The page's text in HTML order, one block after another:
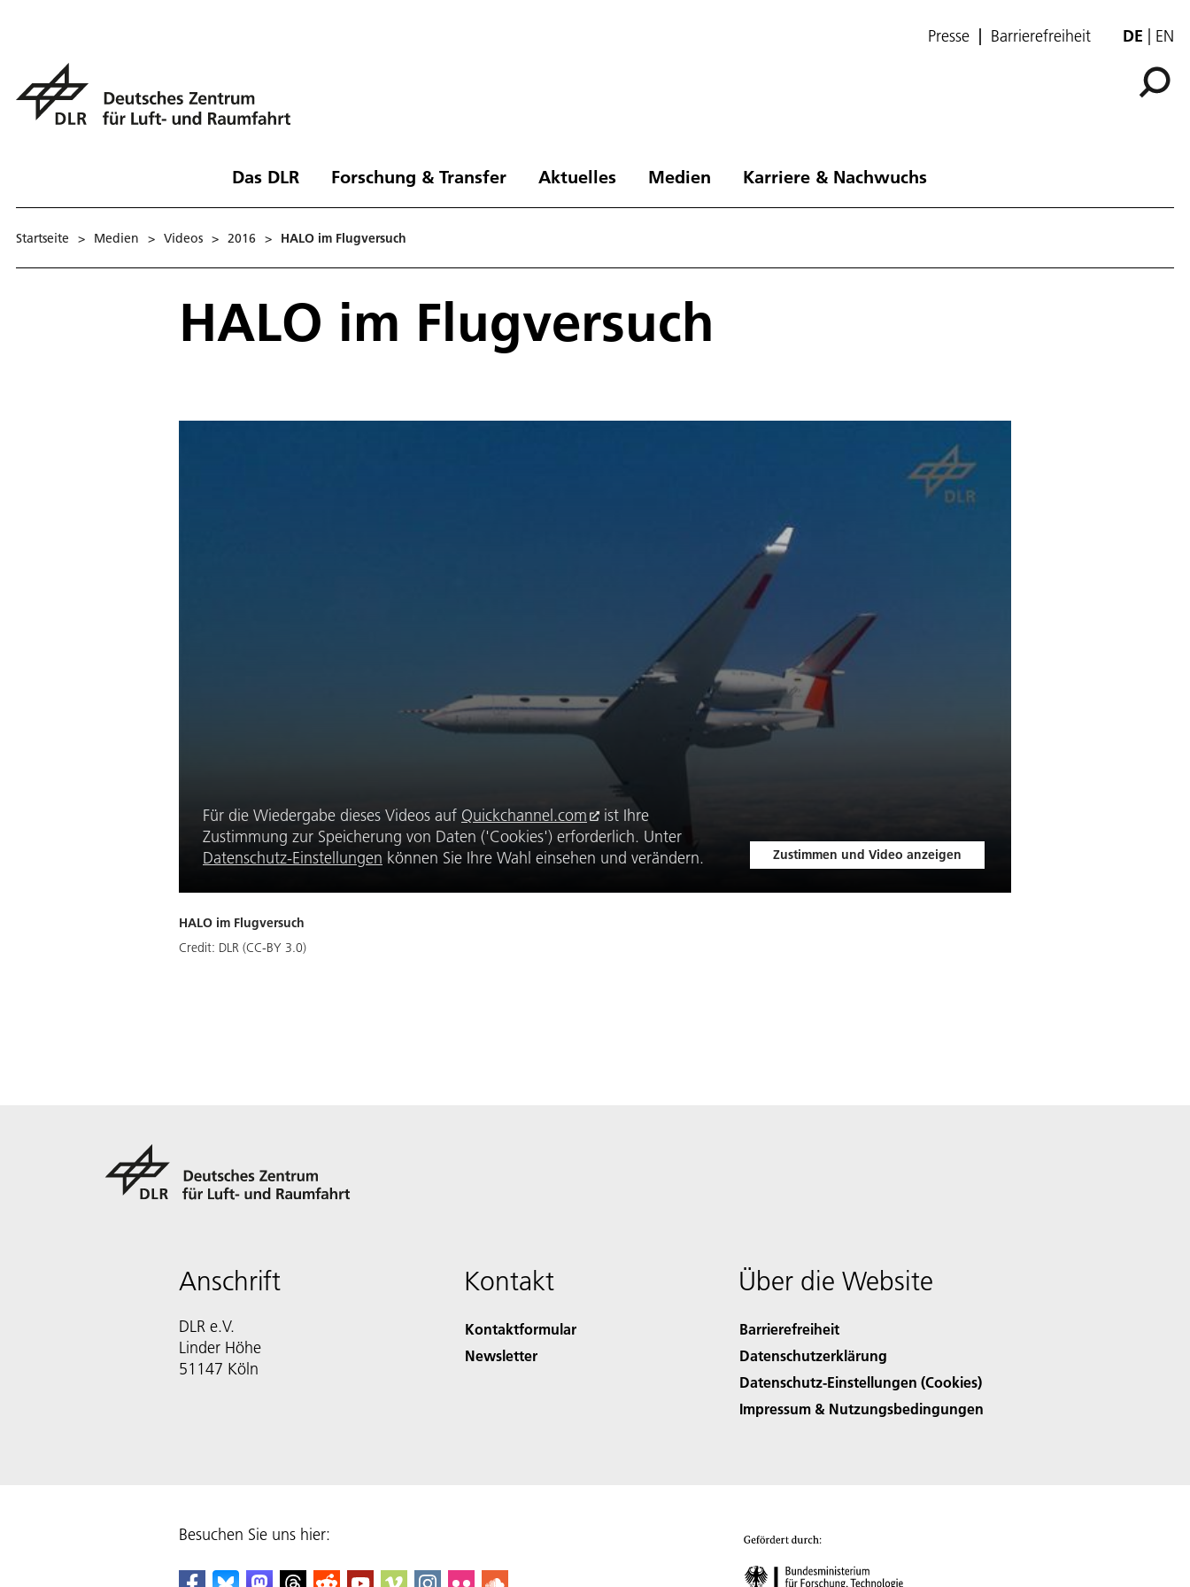
Presse Barrierefreiheit DE EN
Das DLR Forschung & Transfer Aktuelles Medien Karriere & Nachwuchs
Startseite > Medien > Videos > 2016 > HALO im Flugversuch
HALO im Flugversuch
Für die Wiedergabe dieses Videos auf Quickchannel.com
ist Ihre
Zustimmung zur Speicherung von Daten ('Cookies') erforderlich. Unter
Datenschutz-Einstellungen können Sie Ihre Wahl einsehen und verändern. Zustimmen und Video anzeigen
HALO im Flugversuch
Credit: DLR (CC-BY 3.0)
Anschrift
DLR e.V.
Linder Höhe
51147 Köln
Kontakt
Kontaktformular
Newsletter
Über die Website
Barrierefreiheit
Datenschutzerklärung
Datenschutz-Einstellungen (Cookies)
Impressum & Nutzungsbedingungen
Besuchen Sie uns hier: